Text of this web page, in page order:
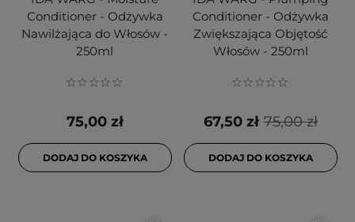
Conditioner - Odżywka
Nawilżająca do Włosów -
250ml
75,00 zł
DODAJ DO KOSZYKA
Conditioner - Odżywka
Zwiększająca Objętość
Włosów - 250ml
75,00 zł
67,50 zł
DODAJ DO KOSZYKA